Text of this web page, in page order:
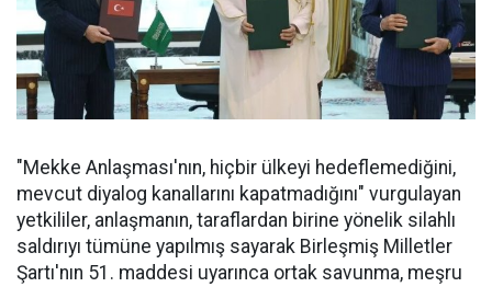
"Mekke Anlaşması'nın, hiçbir ülkeyi hedeflemediğini,
mevcut diyalog kanallarını kapatmadığını" vurgulayan
yetkililer, anlaşmanın, taraflardan birine yönelik silahlı
saldırıyı tümüne yapılmış sayarak Birleşmiş Milletler
Şartı'nın 51. maddesi uyarınca ortak savunma, meşru